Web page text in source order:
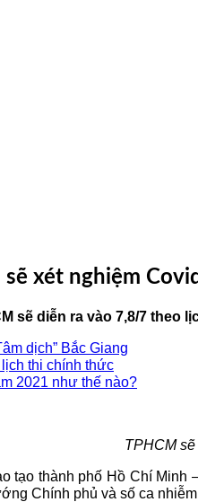
sẽ xét nghiệm
sẽ diễn ra vào 7,8/7
dịch” Bắc Giang
thi chính thức
2021 như thế nào?
TPHCM
tạo thành phố Hồ Chí
Chính phủ và số ca